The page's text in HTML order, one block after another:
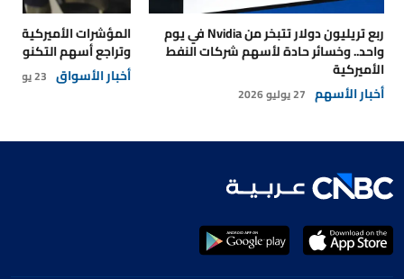
ربع تريليون دولار تتبخر من Nvidia في يوم
واحد.. وخسائر حادة لأسهم شركات النفط
الأميركية
أخبار الأسهم 27 يوليو 2026
المؤشرات الأميركية
وتراجع أسهم
أخبار الأسواق 23 يوليو 2026